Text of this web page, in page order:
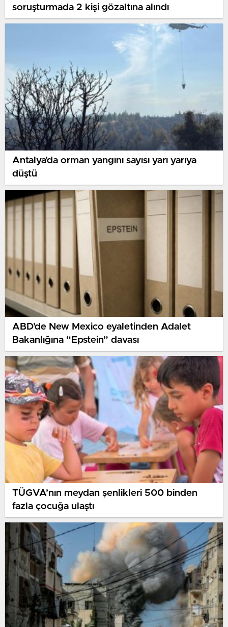
soruşturmada 2 kişi gözaltına alındı
Antalya’da orman yangını sayısı yarı yarıya
düştü
ABD’de New Mexico eyaletinden Adalet
Bakanlığına “Epstein” davası
TÜGVA’nın meydan şenlikleri 500 binden
fazla çocuğa ulaştı